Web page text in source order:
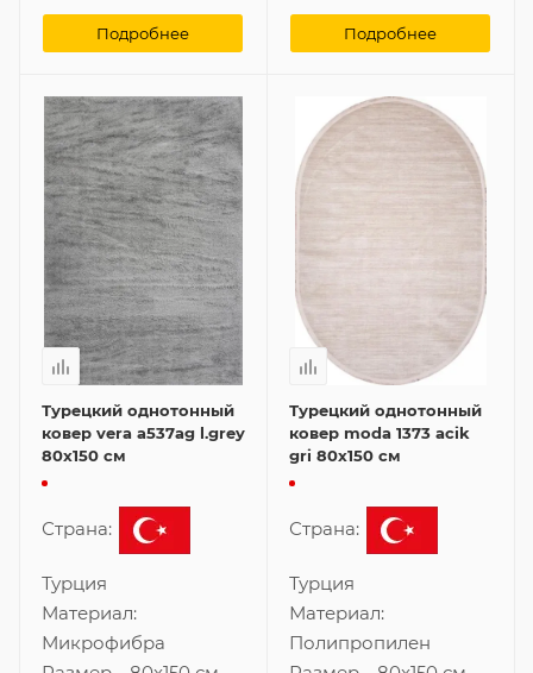
Подробнее Подробнее
Турецкий однотонный
ковер vera a537ag l.grey
80x150 см
Страна:
Турция
Материал:
Микрофибра
Турецкий однотонный
ковер moda 1373 acik
gri 80x150 см
Страна:
Турция
Материал:
Полипропилен